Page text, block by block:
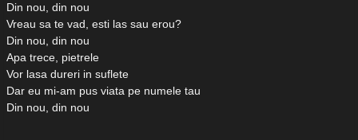
Din nou, din nou
Vreau sa te vad, esti las sau erou?
Din nou, din nou
Apa trece, pietrele
Vor lasa dureri in suflete
Dar eu mi-am pus viata pe numele tau
Din nou, din nou